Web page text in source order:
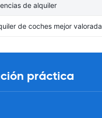
de alquiler
de coches mejor valorada
práctica